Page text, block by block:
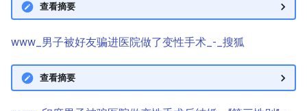
查看摘要
www_男子被好友骗进医院做了变性手术_-_搜狐
查看摘要